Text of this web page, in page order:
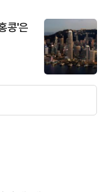
콩'은